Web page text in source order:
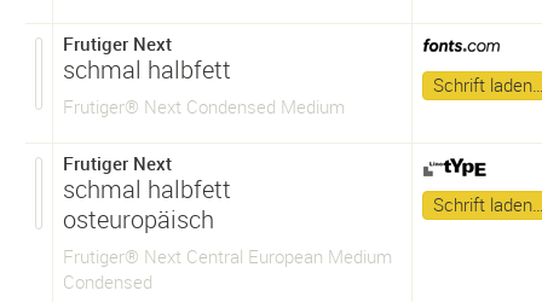
Frutiger Next
schmal halbfett
Frutiger® Next Condensed Medium
Schrift
Frutiger Next
schmal halbfett
osteuropäisch
Frutiger® Next Central European Medium
Condensed
Schrift